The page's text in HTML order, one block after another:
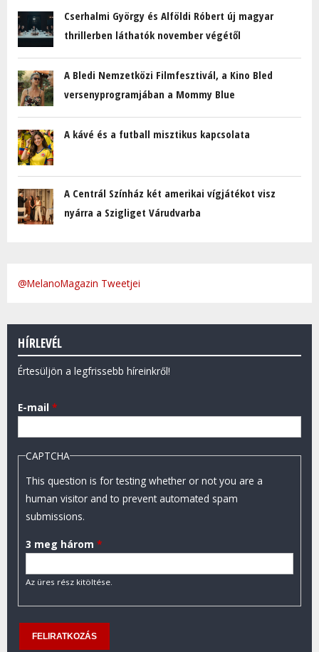
Cserhalmi György és Alföldi Róbert új magyar
thrillerben láthatók november végétől
A Bledi Nemzetközi Filmfesztivál, a Kino Bled
versenyprogramjában a Mommy Blue
A kávé és a futball misztikus kapcsolata
A Centrál Színház két amerikai vígjátékot visz
nyárra a Szigliget Várudvarba
@MelanoMagazin Tweetjei
HÍRLEVÉL
Értesüljön a legfrissebb híreinkről!
E-mail *
CAPTCHA
This question is for testing whether or not you are a
human visitor and to prevent automated spam
submissions.
3 meg három *
Az üres rész kitöltése.